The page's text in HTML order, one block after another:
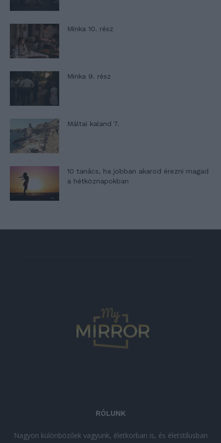
Minka 10. rész
Minka 9. rész
Máltai kaland 7.
10 tanács, ha jobban akarod érezni magad
a hétköznapokban
RÓLUNK
Nagyon különbözőek vagyunk, életkorban is, és életstílusban